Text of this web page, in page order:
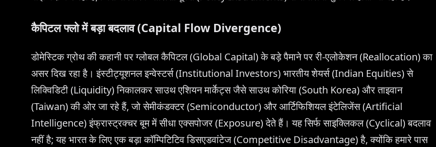
कैपिटल फ्लो में बड़ा बदलाव (Capital Flow Divergence)
डोमेस्टिक ग्रोथ की कहानी पर ग्लोबल कैपिटल (Global Capital) के बड़े पैमाने पर री-एलोकेशन (Reallocation) का
असर दिख रहा है। इंस्टीट्यूशनल इन्वेस्टर्स (Institutional Investors) भारतीय शेयर्स (Indian Equities) से
लिक्विडिटी (Liquidity) निकालकर साउथ एशियन मार्केट्स जैसे साउथ कोरिया (South Korea) और ताइवान
(Taiwan) की ओर जा रहे हैं, जो सेमीकंडक्टर (Semiconductor) और आर्टिफिशियल इंटेलिजेंस (Artificial
Intelligence) इंफ्रास्ट्रक्चर बूम में सीधा एक्सपोजर (Exposure) देते हैं। यह सिर्फ साइक्लिकल (Cyclical) बदलाव
नहीं है; यह भारत के लिए एक बड़ा कॉम्पिटिटिव डिसएडवांटेज (Competitive Disadvantage) है, क्योंकि हमारे पास